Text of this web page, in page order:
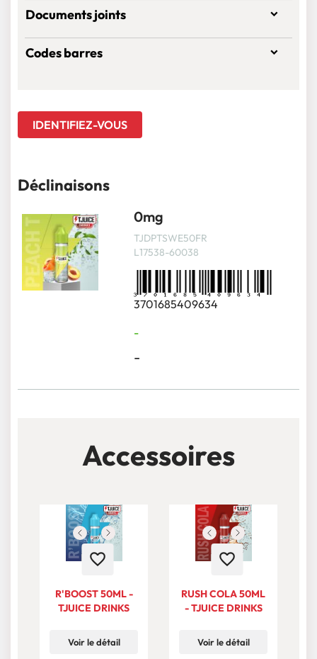
Documents joints
Codes barres
IDENTIFIEZ-VOUS
Déclinaisons
0mg
TJDPTSWE50FR
L17538-60038
3701685409634
-
-
Accessoires
favorite_border
R'BOOST 50ML -
TJUICE DRINKS
Voir le détail
favorite_border
RUSH COLA 50ML
- TJUICE DRINKS
Voir le détail